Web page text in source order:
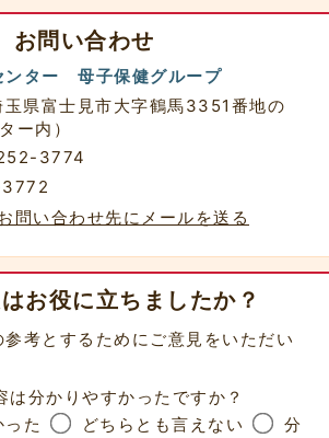
お問い合わせ
ンター 母子保健グループ
県富士見市大字鶴馬3351番地の
ー内）
3774
問い合わせ先にメールを送る
お役に立ちましたか？
考とするためにご意見をいただい
は分かりやすかったですか？
た
どちらとも言えない
分